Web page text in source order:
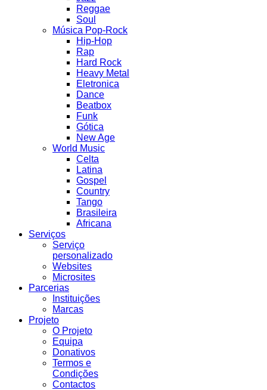
Reggae
Soul
Música Pop-Rock
Hip-Hop
Rap
Hard Rock
Heavy Metal
Eletronica
Dance
Beatbox
Funk
Gótica
New Age
World Music
Celta
Latina
Gospel
Country
Tango
Brasileira
Africana
Serviços
Serviço
personalizado
Websites
Microsites
Parcerias
Instituições
Marcas
Projeto
O Projeto
Equipa
Donativos
Termos e
Condições
Contactos